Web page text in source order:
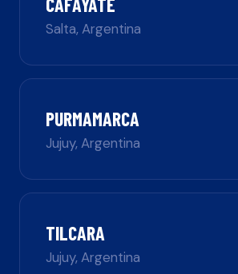
Salta,Argentina
PURMAMARCA
Jujuy,Argentina
TILCARA
Jujuy,Argentina